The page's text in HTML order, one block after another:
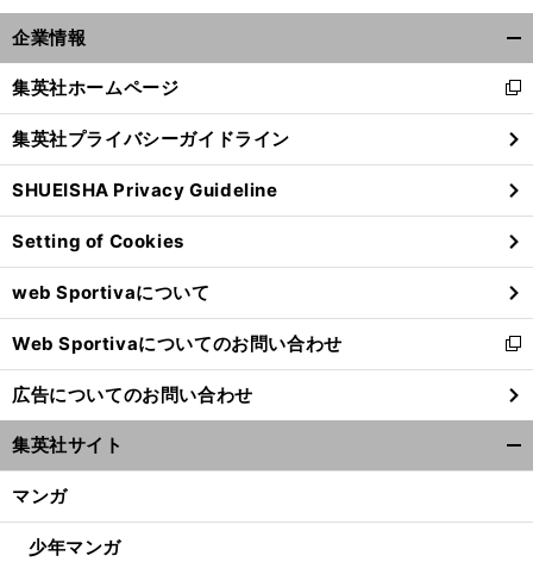
。
鳥
前
企業情報
閉
る
集英社ホームページ
新
し
い
ウ
ィ
ン
ド
ウ
で
開
く
集英社プライバシーガイドライン
SHUEISHA Privacy Guideline
Setting of Cookies
web Sportivaについて
Web Sportivaについてのお問い合わせ
新
し
い
ウ
ィ
ン
ウ
広告についてのお問い合わせ
集英社サイト
マンガ
少年マンガ